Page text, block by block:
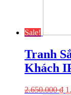
Sale!
Tranh
Khách
2.650.000₫